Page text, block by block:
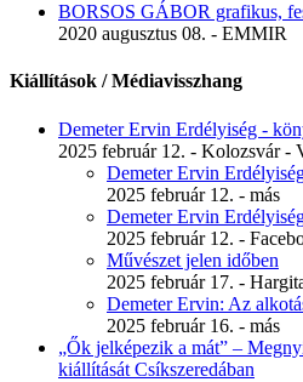
BORSOS GÁBOR grafikus,
2020 augusztus 08. - EMMIR
Kiállítások / Médiavisszhang
Demeter Ervin Erdélyiség -
2025 február 12. - Kolozsvár -
Demeter Ervin
2025 február 12. - más
Demeter Ervin
2025 február 12. -
Művészet jelen időben
2025 február 17. -
Demeter Ervin: Az
2025 február 16. - más
„Ők jelképezik a mát” –
kiállítását Csíkszeredában